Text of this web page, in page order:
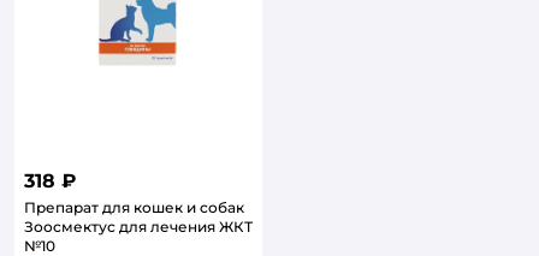
318 ₽
Препарат для кошек и собак
Зоосмектус для лечения ЖКТ
№10